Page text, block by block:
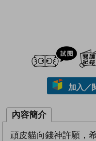
試閲
加入／
內容簡介
頑皮貓向錢神許願，